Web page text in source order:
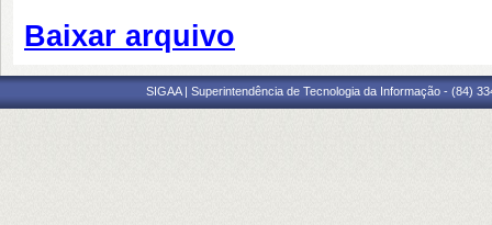
Baixar arquivo
SIGAA | Superintendência de Tecnologia da Informação - (84)